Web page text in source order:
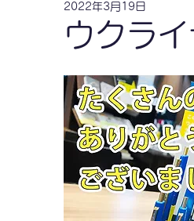
ウクラ
2022年3月19日